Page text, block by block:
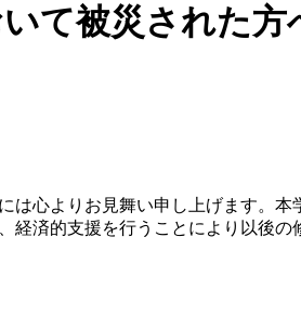
て被災された方
心よりお見舞い申し上げます。
済的支援を行うことにより以後